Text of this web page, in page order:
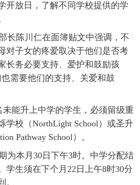
开放日，了解不同学校提供的学
长陈川仁在面簿贴文中强调，不
对子女的疼爱取决于他们是否考
长务必要支持、爱护和鼓励孩
需要他们的支持、关爱和鼓
能升上中学的学生，必须留级重
学校（NorthLight School）或圣升
Pathway School）。
为本月30日下午3时。中学分配结
学生须在下个月22日上午8时30分
。